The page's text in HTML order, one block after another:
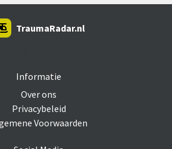
Informatie
Over ons
Privacybeleid
Voorwaarden
TraumaRadar.nl